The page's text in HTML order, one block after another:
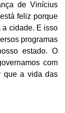
de Vinícius
feliz porque
a cidade. E isso
programas
estado. O
com
que a vida das